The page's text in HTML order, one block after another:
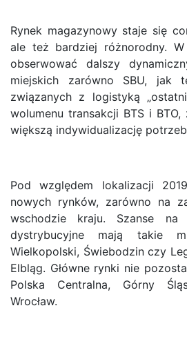
Rynek magazynowy staje się
ale też bardziej różnorodny.
obserwować dalszy
miejskich zarówno SBU, jak
związanych z logistyką
wolumenu transakcji BTS i
większą indywidualizację
Pod względem lokalizacji
nowych rynków, zarówno na
wschodzie kraju. Szanse na
dystrybucyjne mają takie
Wielkopolski, Świebodzin czy
Elbląg. Główne rynki nie
Polska Centralna, Górny
Wrocław.